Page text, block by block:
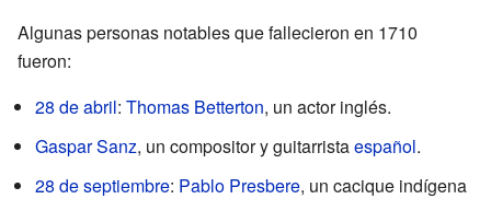
Algunas personas notables que fallecieron en 1710
fueron:
28 de abril: Thomas Betterton, un actor inglés.
Gaspar Sanz, un compositor y guitarristaespañol.
28 de septiembre: Pablo Presbere, un cacique indígena